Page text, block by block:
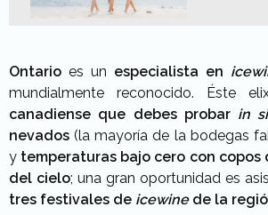
Ontario es un especialista en
mundialmente reconocido. Éste
canadiense que debes probar in
nevados (la mayoría de la bodegas
y temperaturas bajo cero con copos
del cielo; una gran oportunidad es
tres festivales de icewinede la